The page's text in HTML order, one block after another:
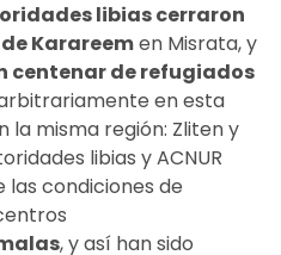
libias cerraron
Karareemen Misrata, y
centenar de refugiados
en esta
la misma región: Zliten y
libias y ACNUR
condiciones de
, y así han sido